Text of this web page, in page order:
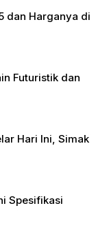
dan Harganya di
Futuristik dan
Hari Ini, Simak
Spesifikasi